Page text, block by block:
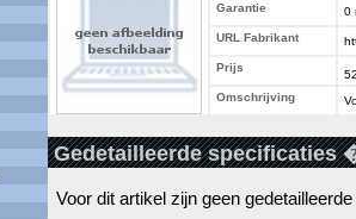
Garantie
0
URL Fabrikant
Prijs
Omschrijving
Gedetailleerde specificaties
Voor dit artikel zijn geen